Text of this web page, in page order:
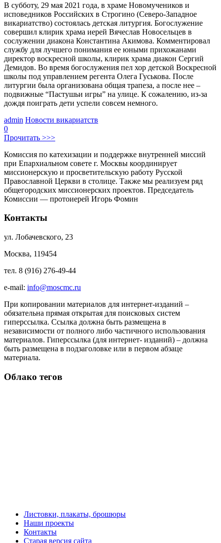
В субботу, 29 мая 2021 года, в храме Новомучеников и
исповедников Российских в Строгино (Северо-Западное
викариатство) состоялась детская литургия. Богослужение
совершил клирик храма иерей Вячеслав Новосельцев в
сослужении диакона Константина Акимова. Комментировал
службу для лучшего понимания ее юными прихожанами
директор воскресной школы, клирик храма диакон Сергий
Демидов. Во время богослужения пел хор детской Воскресной
школы под управлением регента Олега Гуськова. После
литургии была организована общая трапеза, а после нее –
подвижные “Пастушьи игры” на улице. К сожалению, из-за
дождя поиграть дети успели совсем немного.
admin Новости викариатств
0
Прочитать >>>
Комиссия по катехизации и поддержке внутренней миссий
при Епархиальном совете г. Москвы координирует
миссионерскую и просветительскую работу Русской
Православной Церкви в столице. Также мы реализуем ряд
общегородских миссионерских проектов. Председатель
Комиссии — протоиерей Игорь Фомин
Контакты
ул. Лобачевского, 23
Москва, 119454
тел. 8 (916) 276-49-44
e-mail: info@moscmc.ru
При копировании материалов для интернет-изданий –
обязательна прямая открытая для поисковых систем
гиперссылка. Ссылка должна быть размещена в
независимости от полного либо частичного использования
материалов. Гиперссылка (для интернет- изданий) – должна
быть размещена в подзаголовке или в первом абзаце
материала.
Облако тегов
Листовки, плакаты, брошюры
Наши проекты
Контакты
Старая версия сайта